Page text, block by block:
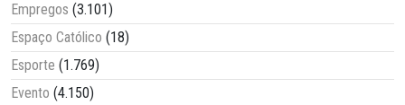
Empregos (3.101)
Espaço Católico (18)
Esporte (1.769)
Evento (4.150)